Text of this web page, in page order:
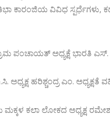
ಕಾರಂಜಿಯ ವಿವಿಧ
ಪಂಚಾಯತ್ ಅಧ್ಯಕ್ಷೆ ಭಾರತಿ
ಅಧ್ಯಕ್ಷ ಹರಿಶ್ಚಂದ್ರ ಎಂ. ಅಧ್ಯಕ್ಷತೆ
ಮಕ್ಕಳ ಕಲಾ ಲೋಕದ ಅಧ್ಯಕ್ಷ